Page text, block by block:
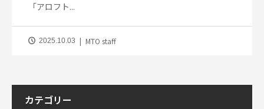
「アロフト...
2025.10.03 MTO staff
カテゴリー